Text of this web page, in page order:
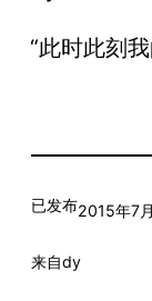
“此时此刻
已发布2015年7
来自dy